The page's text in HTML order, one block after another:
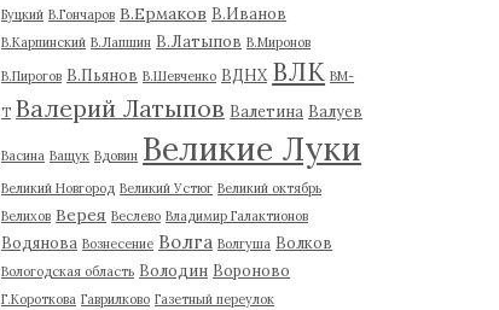
Буцкий В.Гончаров В.Ермаков В.Иванов
В.Карпинский В.Лапшин В.Латыпов В.Миронов
В.Пирогов В.Пьянов В.Шевченко ВДНХ ВЛК ВМ-
Т Валерий Латыпов Валетина Валуев
Васина Ващук Вдовин Великие Луки
Великий Новгород Великий Устюг Великий октябрь
Велихов Верея Веслево Владимир Галактионов
Водянова Вознесение Волга Волгуша Волков
Вологодская область Володин Вороново
Г.Короткова Гаврилково Газетный переулок